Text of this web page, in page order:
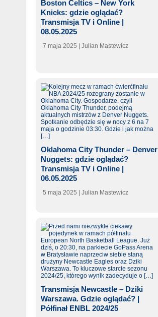
Boston Celtics – New York
Knicks: gdzie oglądać?
Transmisja TV i Online |
08.05.2025
7 maja 2025 | Julian Mastewicz
Oklahoma City Thunder – Denver
Nuggets: gdzie oglądać?
Transmisja TV i Online |
06.05.2025
5 maja 2025 | Julian Mastewicz
Transmisja Newcastle – Dziki
Warszawa. Gdzie oglądać? |
Półfinał ENBL 2024/25